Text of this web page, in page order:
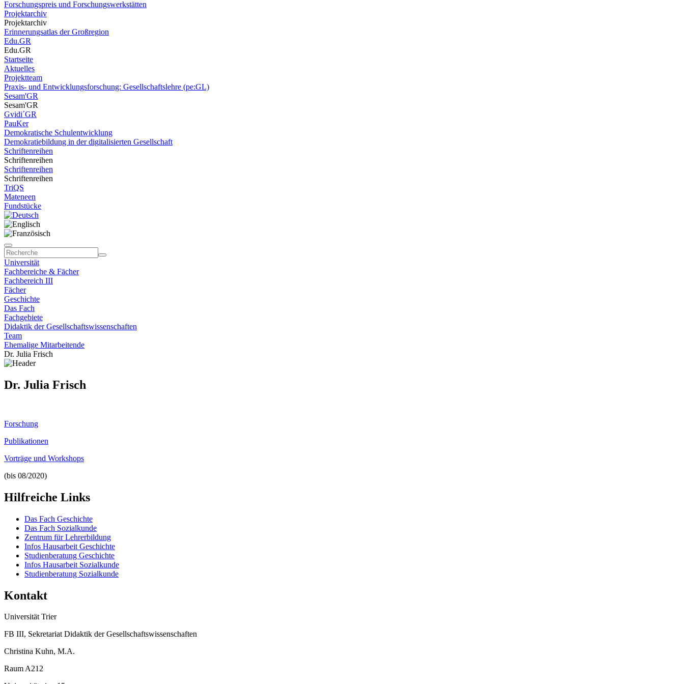
Forschungspreis und Forschungswerkstätten
Projektarchiv
Projektarchiv
Erinnerungsatlas der Großregion
Edu.GR
Edu.GR
Startseite
Aktuelles
Projektteam
Praxis- und Entwicklungsforschung: Gesellschaftslehre (pe:GL)
Sesam'GR
Sesam'GR
Gvidi´GR
PauKer
Demokratische Schulentwicklung
Demokratiebildung in der digitalisierten Gesellschaft
Schriftenreihen
Schriftenreihen
Schriftenreihen
Schriftenreihen
TriQS
Mateneen
Fundstücke
Universität
Fachbereiche & Fächer
Fachbereich III
Fächer
Geschichte
Das Fach
Fachgebiete
Didaktik der Gesellschaftswissenschaften
Team
Ehemalige Mitarbeitende
Dr. Julia Frisch
Dr. Julia Frisch
Forschung
Publikationen
Vorträge und Workshops
(bis 08/2020)
Hilfreiche Links
Das Fach Geschichte
Das Fach Sozialkunde
Zentrum für Lehrerbildung
Infos Hausarbeit Geschichte
Studienberatung Geschichte
Infos Hausarbeit Sozialkunde
Studienberatung Sozialkunde
Kontakt
Universität Trier
FB III, Sekretariat Didaktik der Gesellschaftswissenschaften
Christina Kuhn, M.A.
Raum A212